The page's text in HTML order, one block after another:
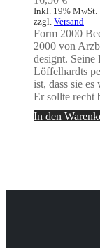
Inkl. 19% MwSt.
zzgl. Versand
Form 2000
2000 von
designt. Seine
Löffelhardts
ist, dass sie
Er sollte recht
In den